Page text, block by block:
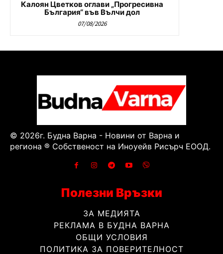
Калоян Цветков оглави „Прогресивна
България“ във Вълчи дол
07/08/2026
© 2026г. Будна Варна - Новини от Варна и
региона ® Собственост на Иноуейв Рисърч ЕООД.
Полезни Връзки
ЗА МЕДИЯТА
РЕКЛАМА В БУДНА ВАРНА
ОБЩИ УСЛОВИЯ
ПОЛИТИКА ЗА ПОВЕРИТЕЛНОСТ